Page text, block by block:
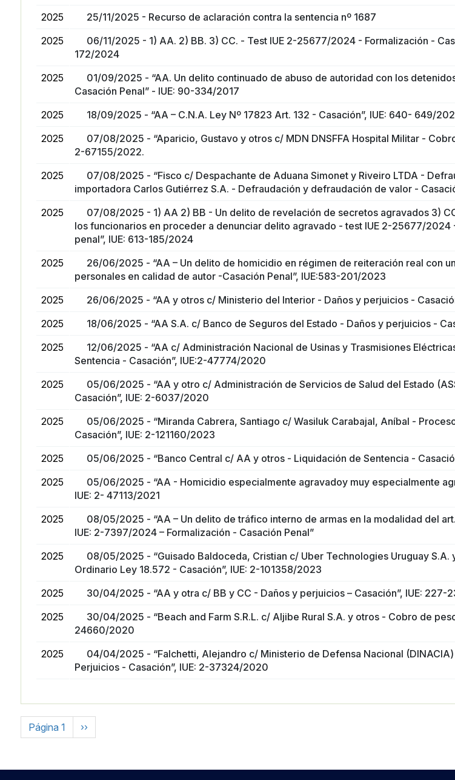
2025
25/11/2025 - Recurso de aclaración contra la sentencia nº 1687
2025
06/11/2025 - 1) AA. 2) BB. 3) CC. - Test IUE 2-25677/2024 - Formalización -
172/2024
2025
01/09/2025 - “AA. Un delito continuado de abuso de autoridad con los
Casación Penal” - IUE: 90-334/2017
2025
18/09/2025 - “AA – C.N.A. Ley Nº 17823 Art. 132 - Casación”, IUE: 640- 649/
2025
07/08/2025 - “Aparicio, Gustavo y otros c/ MDN DNSFFA Hospital Militar -
2-67155/2022.
2025
07/08/2025 - “Fisco c/ Despachante de Aduana Simonet y Riveiro LTDA -
importadora Carlos Gutiérrez S.A. - Defraudación y defraudación de valor -
2025
07/08/2025 - 1) AA 2) BB - Un delito de revelación de secretos agravados 3)
los funcionarios en proceder a denunciar delito agravado - test IUE 2-25677/2024
penal”, IUE: 613-185/2024
2025
26/06/2025 - “AA – Un delito de homicidio en régimen de reiteración real con
personales en calidad de autor -Casación Penal”, IUE:583-201/2023
2025
26/06/2025 - “AA y otros c/ Ministerio del Interior - Daños y perjuicios -
2025
18/06/2025 - “AA S.A. c/ Banco de Seguros del Estado - Daños y perjuicios -
2025
12/06/2025 - “AA c/ Administración Nacional de Usinas y Trasmisiones
Sentencia - Casación”, IUE:2-47774/2020
2025
05/06/2025 - “AA y otro c/ Administración de Servicios de Salud del Estado
Casación”, IUE: 2-6037/2020
2025
05/06/2025 - “Miranda Cabrera, Santiago c/ Wasiluk Carabajal, Aníbal -
Casación”, IUE: 2-121160/2023
2025
05/06/2025 - “Banco Central c/ AA y otros - Liquidación de Sentencia -
2025
05/06/2025 - “AA - Homicidio especialmente agravadoy muy especialmente
IUE: 2- 47113/2021
2025
08/05/2025 - “AA – Un delito de tráfico interno de armas en la modalidad del
IUE: 2-7397/2024 – Formalización - Casación Penal”
2025
08/05/2025 - “Guisado Baldoceda, Cristian c/ Uber Technologies Uruguay S.A.
Ordinario Ley 18.572 - Casación”, IUE: 2-101358/2023
2025
30/04/2025 - “AA y otra c/ BB y CC - Daños y perjuicios – Casación”, IUE: 227-
2025
30/04/2025 - “Beach and Farm S.R.L. c/ Aljibe Rural S.A. y otros - Cobro de
24660/2020
2025
04/04/2025 - “Falchetti, Alejandro c/ Ministerio de Defensa Nacional (DINACIA)
Perjuicios - Casación”, IUE: 2-37324/2020
Paginación
Página 1 Siguiente página
››